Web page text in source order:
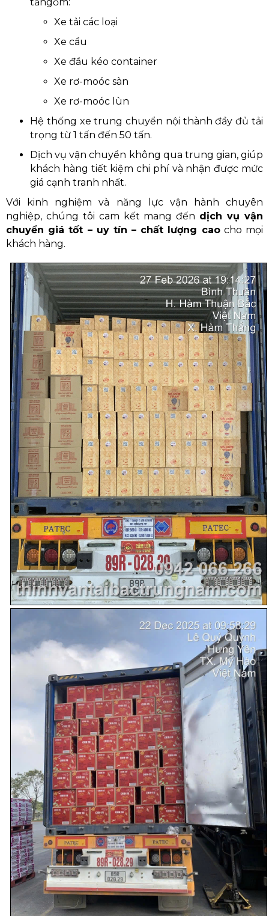
Xe tải các loại
Xe cẩu
Xe đầu kéo container
Xe rơ-moóc sàn
Xe rơ-moóc lùn
Hệ thống xe trung chuyển nội thành đầy đủ tải
trọng từ 1 tấn đến 50 tấn.
Dịch vụ vận chuyển không qua trung gian, giúp
khách hàng tiết kiệm chi phí và nhận được mức
giá cạnh tranh nhất.
Với kinh nghiệm và năng lực vận hành chuyên
nghiệp, chúng tôi cam kết mang đến dịch vụ vận
chuyển giá tốt – uy tín – chất lượng caocho mọi
khách hàng.